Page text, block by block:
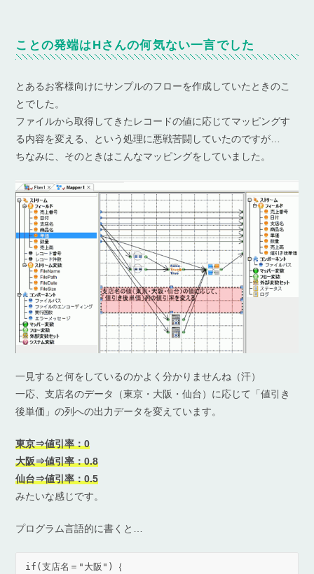
ことの発端はHさんの何気ない一言でした
とあるお客様向けにサンプルのフローを作成していたときのこ
とでした。
ファイルから取得してきたレコードの値に応じてマッピングす
る内容を変える、という処理に悪戦苦闘していたのですが…
ちなみに、そのときはこんなマッピングをしていました。
一見すると何をしているのかよく分かりませんね（汗）
一応、支店名のデータ（東京・大阪・仙台）に応じて「値引き
後単価」の列への出力データを変えています。
東京⇒値引率：0
大阪⇒値引率：0.8
仙台⇒値引率：0.5
みたいな感じです。
プログラム言語的に書くと…
if(支店名＝"大阪")｛